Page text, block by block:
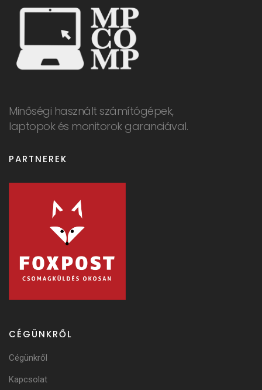
Minőségi használt számítógépek,
laptopok és monitorok garanciával.
CÉGÜNKRŐL
Cégünkről
Kapcsolat
PARTNEREK